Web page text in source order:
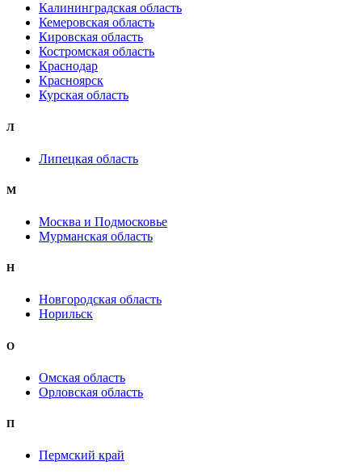
Калининградская область
Кемеровская область
Кировская область
Костромская область
Краснодар
Красноярск
Курская область
Л
Липецкая область
М
Москва и Подмосковье
Мурманская область
Н
Новгородская область
Норильск
О
Омская область
Орловская область
П
Пермский край